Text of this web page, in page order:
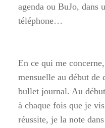
agenda ou BuJo, dans
téléphone…
En ce qui me
mensuelle au début de
bullet journal. Au
à chaque fois que je
réussite, je la note